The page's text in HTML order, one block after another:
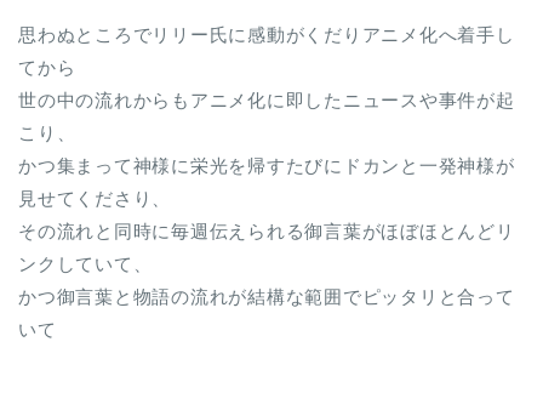
思わぬところでリリー氏に感動がくだりアニメ化へ着手し
てから
世の中の流れからもアニメ化に即したニュースや事件が起
こり、
かつ集まって神様に栄光を帰すたびにドカンと一発神様が
見せてくださり、
その流れと同時に毎週伝えられる御言葉がほぼほとんどリ
ンクしていて、
かつ御言葉と物語の流れが結構な範囲でピッタリと合って
いて